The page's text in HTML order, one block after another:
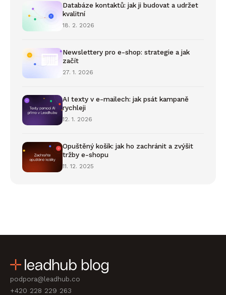
Databáze kontaktů: jak ji budovat a udržet
kvalitní
18. 2. 2026
Newslettery pro e-shop: strategie a jak
začít
27. 1. 2026
AI texty v e-mailech: jak psát kampaně
rychleji
12. 1. 2026
Opuštěný košík: jak ho zachránit a zvýšit
tržby e-shopu
11. 12. 2025
podpora@leadhub.co
+420 228 229 263